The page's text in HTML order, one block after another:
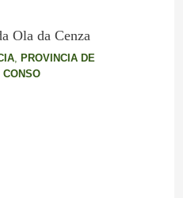
Ola da Cenza
, PROVINCIA DE